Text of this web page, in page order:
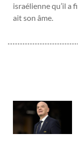
israélienne qu’il a
ait son âme.